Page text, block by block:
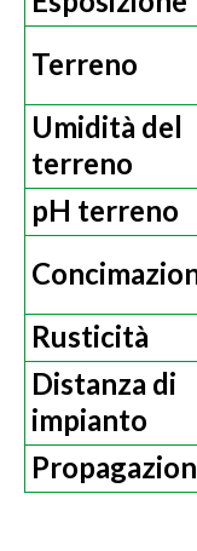
Terreno
Umidità del
terreno
pH terreno
Rusticità
Distanza di
impianto